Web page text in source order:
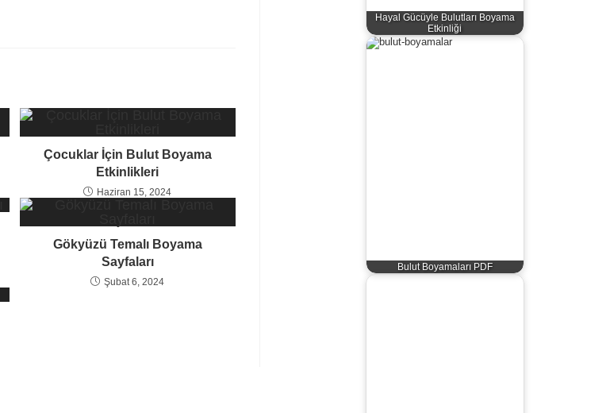
Çocuklar İçin Bulut Boyama
Etkinlikleri
Haziran 15, 2024
Gökyüzü Temalı Boyama
Sayfaları
Şubat 6, 2024
Hayal Gücüyle Bulutları Boyama
Etkinliği
Bulut Boyamaları PDF